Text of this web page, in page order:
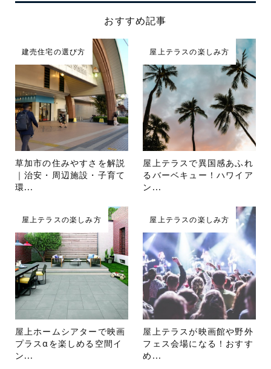
おすすめ記事
建売住宅の選び方
草加市の住みやすさを解説
｜治安・周辺施設・子育て
環...
屋上テラスの楽しみ方
屋上テラスで異国感あふれ
るバーベキュー！ハワイア
ン...
屋上テラスの楽しみ方
屋上ホームシアターで映画
プラスαを楽しめる空間イ
ン...
屋上テラスの楽しみ方
屋上テラスが映画館や野外
フェス会場になる！おすす
め...